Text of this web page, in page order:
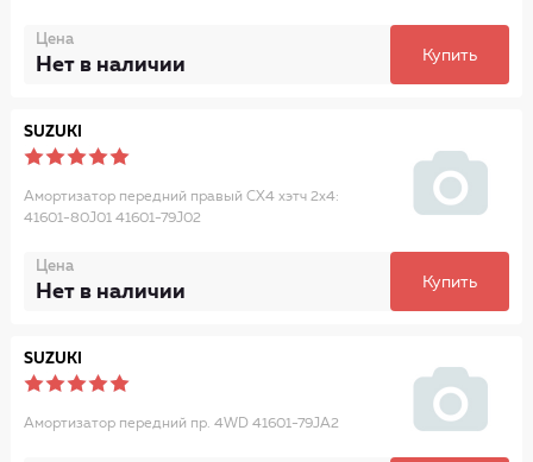
Цена
Нет в наличии Купить
SUZUKI
Амортизатор передний правый CX4 хэтч 2x4:
41601-80J01 41601-79J02
Цена
Нет в наличии Купить
SUZUKI
Амортизатор передний пр. 4WD 41601-79JA2